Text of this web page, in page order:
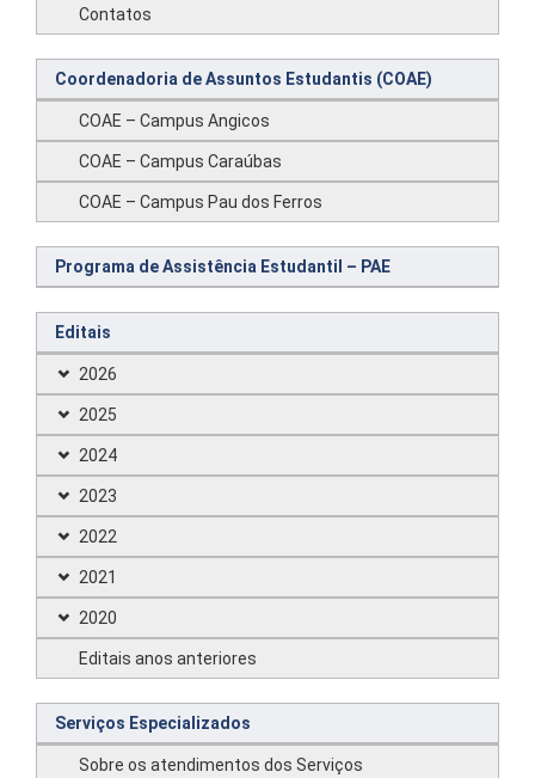
Contatos
Coordenadoria de Assuntos Estudantis (COAE)
COAE – Campus Angicos
COAE – Campus Caraúbas
COAE – Campus Pau dos Ferros
Programa de Assistência Estudantil – PAE
Editais
2026
2025
2024
2023
2022
2021
2020
Editais anos anteriores
Serviços Especializados
Sobre os atendimentos dos Serviços